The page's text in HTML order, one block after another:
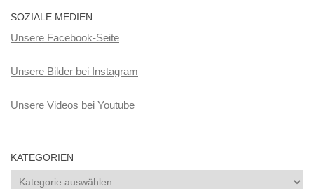
SOZIALE MEDIEN
Unsere Facebook-Seite
Unsere Bilder bei Instagram
Unsere Videos bei Youtube
KATEGORIEN
Kategorien